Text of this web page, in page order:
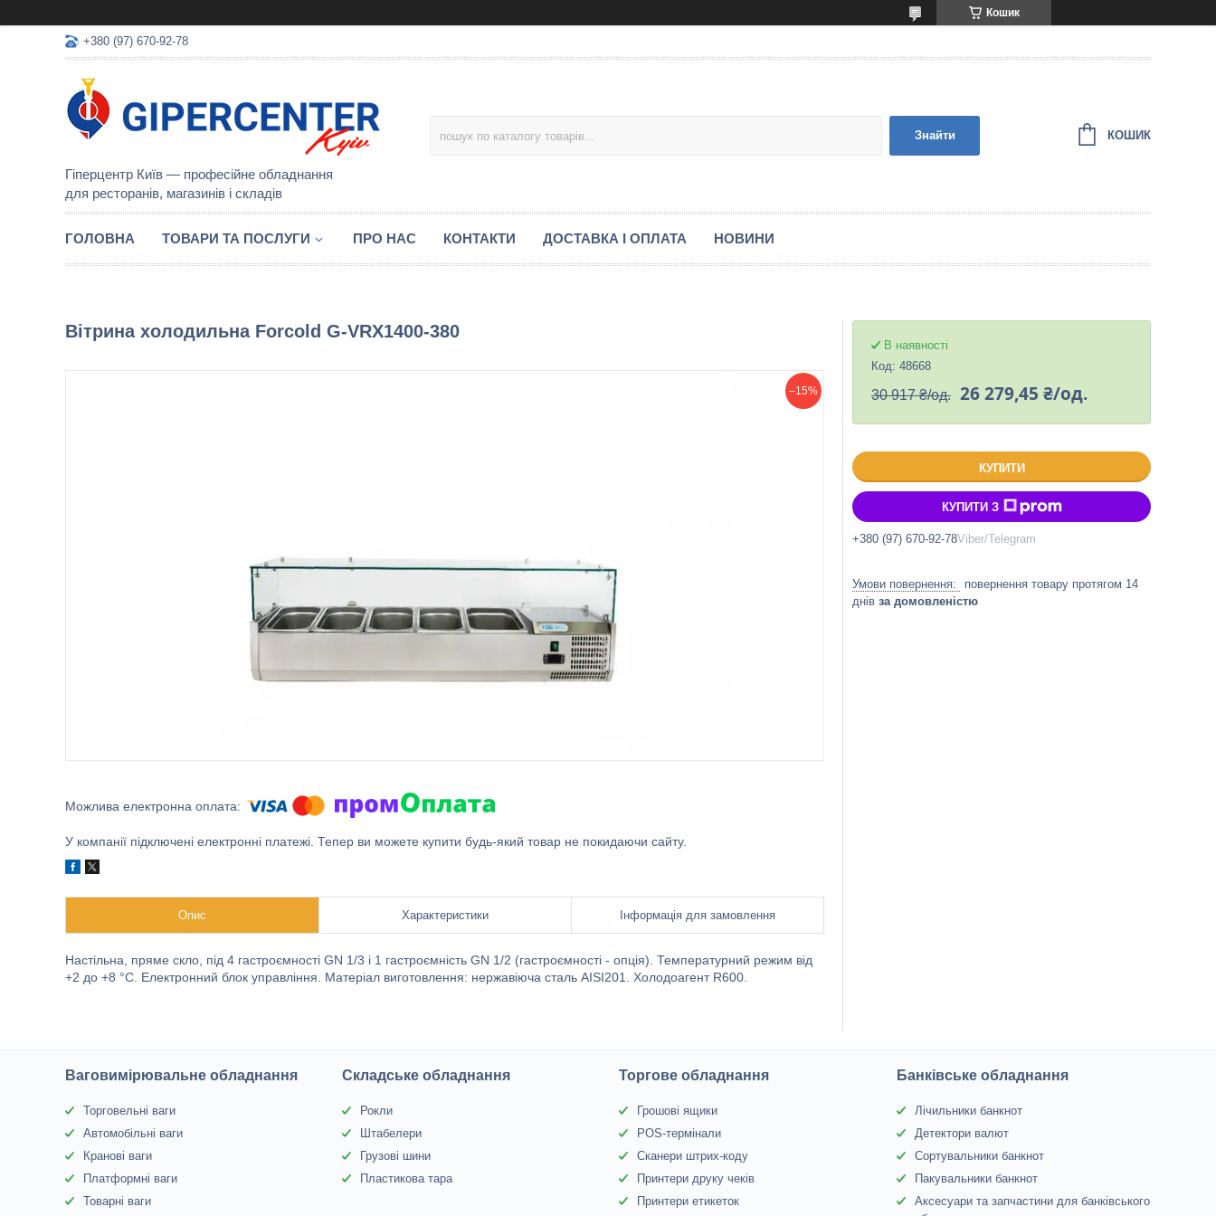
Кошик
+380 (97) 670-92-78
Гіперцентр Київ — професійне обладнання
для ресторанів, магазинів і складів
Знайти КОШИК
ГОЛОВНА ТОВАРИ ТА ПОСЛУГИ ПРО НАС КОНТАКТИ ДОСТАВКА І ОПЛАТА НОВИНИ
Вітрина холодильна Forcold G-VRX1400-380
–15%
У компанії підключені електронні платежі. Тепер ви можете купити будь-який товар не покидаючи сайту.
Опис Характеристики Інформація для замовлення
Настільна, пряме скло, під 4 гастроємності GN 1/3 і 1 гастроємність GN 1/2 (гастроємності - опція). Температурний режим від
+2 до +8 °С. Електронний блок управління. Матеріал виготовлення: нержавіюча сталь AISI201. Холодоагент R600.
В наявності
Код: 48668
30 917 ₴/од. 26 279,45 ₴/од.
КУПИТИ
КУПИТИ З
+380 (97) 670-92-78Viber/Telegram
повернення товару протягом 14
днів за домовленістю
Ваговимірювальне обладнання
Торговельні ваги
Автомобільні ваги
Кранові ваги
Платформні ваги
Товарні ваги
Складське обладнання
Рокли
Штабелери
Грузові шини
Пластикова тара
Торгове обладнання
Грошові ящики
POS-термінали
Сканери штрих-коду
Принтери друку чеків
Принтери етикеток
Банківське обладнання
Лічильники банкнот
Детектори валют
Сортувальники банкнот
Пакувальники банкнот
Аксесуари та запчастини для банківського